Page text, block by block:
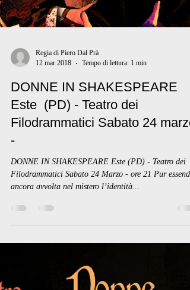
Regia di Piero Dal Prà
12 mar 2018
Tempo di lettura: 1 min
DONNE IN SHAKESPEARE
Este (PD) - Teatro dei
Filodrammatici Sabato 24 marzo
ancora avvolta nel mistero l’identità...